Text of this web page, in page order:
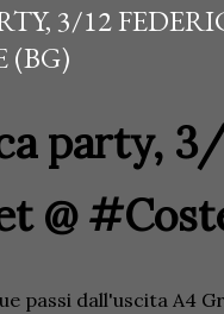
3/12
(BG)
party,
@
passi dall'uscita A4